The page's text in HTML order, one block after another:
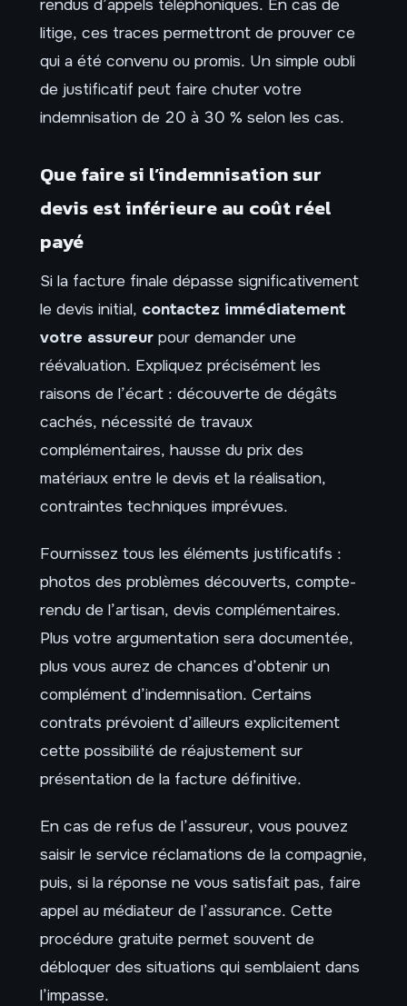
rendus d’appels téléphoniques. En cas de
litige, ces traces permettront de prouver ce
qui a été convenu ou promis. Un simple oubli
de justificatif peut faire chuter votre
indemnisation de 20 à 30 % selon les cas.
Que faire si l’indemnisation sur
devis est inférieure au coût réel
payé
Si la facture finale dépasse significativement
le devis initial, contactez immédiatement
votre assureur pour demander une
réévaluation. Expliquez précisément les
raisons de l’écart : découverte de dégâts
cachés, nécessité de travaux
complémentaires, hausse du prix des
matériaux entre le devis et la réalisation,
contraintes techniques imprévues.
Fournissez tous les éléments justificatifs :
photos des problèmes découverts, compte-
rendu de l’artisan, devis complémentaires.
Plus votre argumentation sera documentée,
plus vous aurez de chances d’obtenir un
complément d’indemnisation. Certains
contrats prévoient d’ailleurs explicitement
cette possibilité de réajustement sur
présentation de la facture définitive.
En cas de refus de l’assureur, vous pouvez
saisir le service réclamations de la compagnie,
puis, si la réponse ne vous satisfait pas, faire
appel au médiateur de l’assurance. Cette
procédure gratuite permet souvent de
débloquer des situations qui semblaient dans
l’impasse.